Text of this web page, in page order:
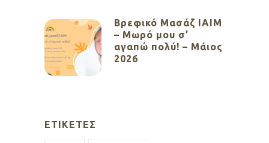
Βρεφικό Μασάζ ΙΑΙΜ
– Μωρό μου σ’
αγαπώ πολύ! – Μάιος
2026
ΕΤΙΚΈΤΕΣ